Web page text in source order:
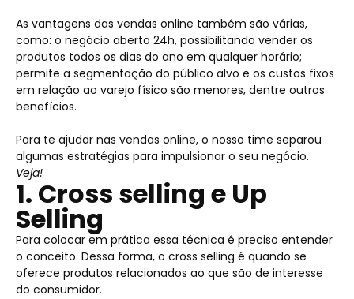
As vantagens das vendas online também são várias,
como: o negócio aberto 24h, possibilitando vender os
produtos todos os dias do ano em qualquer horário;
permite a segmentação do público alvo e os custos fixos
em relação ao varejo físico são menores, dentre outros
benefícios.
Para te ajudar nas vendas online, o nosso time separou
algumas estratégias para impulsionar o seu negócio.
Veja!
1. Cross selling e Up
Selling
Para colocar em prática essa técnica é preciso entender
o conceito. Dessa forma, o cross selling é quando se
oferece produtos relacionados ao que são de interesse
do consumidor.